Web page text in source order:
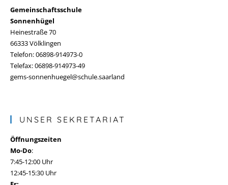
Gemeinschaftsschule
Sonnenhügel
Heinestraße 70
66333 Völklingen
Telefon: 06898-914973-0
Telefax: 06898-914973-49
gems-sonnenhuegel@schule.saarland
UNSER SEKRETARIAT
Öffnungszeiten
Mo-Do:
7:45-12:00 Uhr
12:45-15:30 Uhr